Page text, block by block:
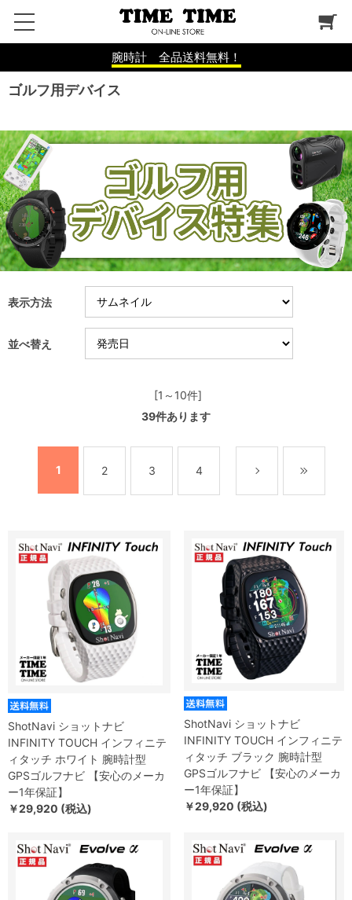
腕時計 全品送料無料！
ゴルフ用デバイス
表示方法
並べ替え
[1～10件]
39件あります
1 2 3 4
ShotNavi ショットナビ
INFINITY TOUCH インフィニテ
ィタッチ ホワイト 腕時計型
GPSゴルフナビ 【安心のメーカ
ー1年保証】
￥29,920 (税込)
ShotNavi ショットナビ
INFINITY TOUCH インフィニテ
ィタッチ ブラック 腕時計型
GPSゴルフナビ 【安心のメーカ
ー1年保証】
￥29,920 (税込)